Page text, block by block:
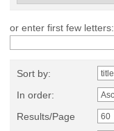
or enter first few letters:
Sort by:
In order:
Results/Page